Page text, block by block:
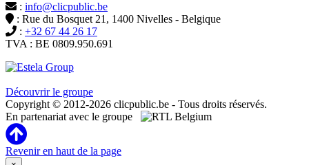
: info@clicpublic.be
: Rue du Bosquet 21, 1400 Nivelles - Belgique
: +32 67 44 26 17
TVA : BE 0809.950.691
Découvrir le groupe
Copyright © 2012-2026 clicpublic.be - Tous droits réservés.
En partenariat avec le groupe
Revenir en haut de la page